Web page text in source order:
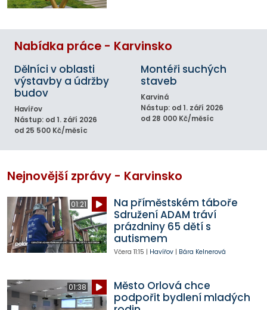
Nabídka práce - Karvinsko
Dělníci v oblasti
výstavby a údržby
budov
Havířov
Nástup: od 1. září 2026
od 25 500 Kč/měsíc
Montéři suchých
staveb
Karviná
Nástup: od 1. září 2026
od 28 000 Kč/měsíc
Nejnovější zprávy - Karvinsko
01:21
Na příměstském táboře
Sdružení ADAM tráví
prázdniny 65 dětí s
autismem
Včera 11:15 | Havířov| Bára Kelnerová
01:38
Město Orlová chce
podpořit bydlení mladých